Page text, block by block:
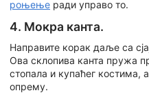
роњење ради управо то.
4. Мокра канта.
Направите корак даље са
Ова склопива канта пружа
стопала и купаћег костима,
опрему.